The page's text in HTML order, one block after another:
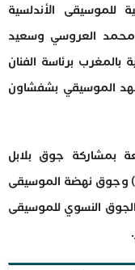
للموسيقى الأندلسية
العروسي وسعيد
برئاسة الفنان
الموسيقي بشفشاون
بمشاركة جوق بلابل
وجوق نهضة الموسيقى
النسوي للموسيقى